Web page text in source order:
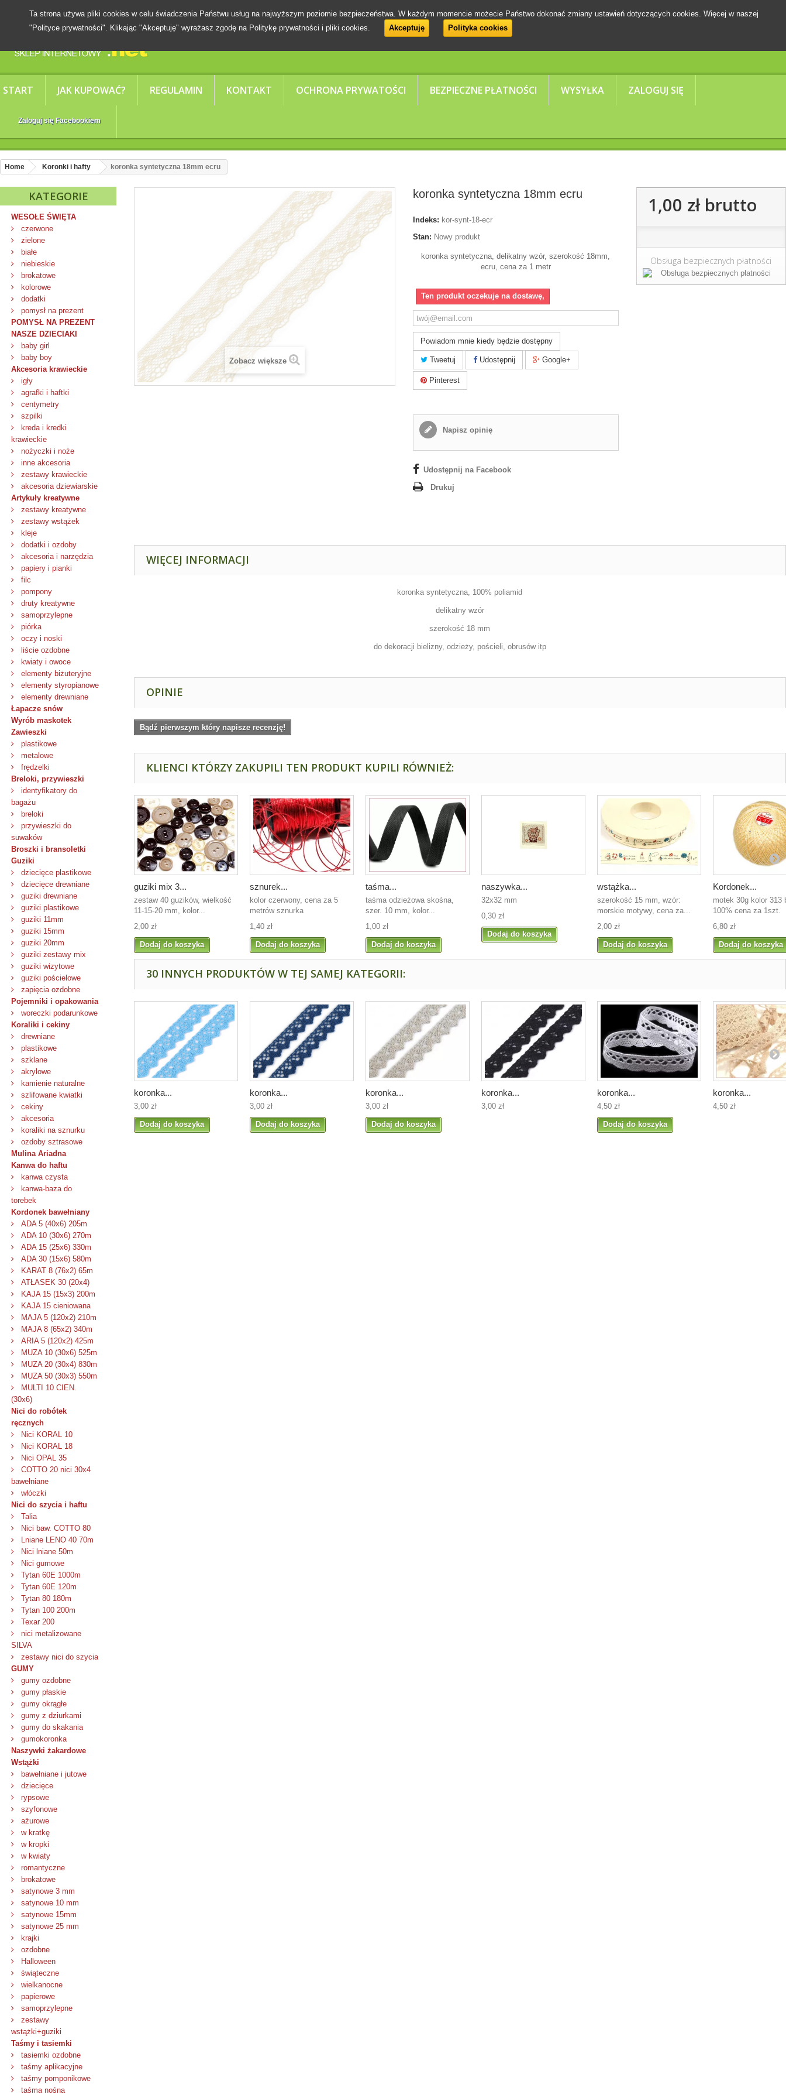
START JAK KUPOWAĆ? REGULAMIN KONTAKT OCHRONA PRYWATOŚCI BEZPIECZNE PŁATNOŚCI WYSYŁKA ZALOGUJ SIĘ
Zaloguj się Facebookiem
Ta strona używa pliki cookies w celu świadczenia Państwu usług na najwyższym poziomie bezpieczeństwa. W każdym momencie możecie Państwo dokonać zmiany ustawień dotyczących cookies. Więcej w naszej
"Polityce prywatności". Klikając "Akceptuję" wyrażasz zgodę na Politykę prywatności i pliki cookies.
Akceptuję Polityka cookies
Home Koronki i hafty koronka syntetyczna 18mm ecru
KATEGORIE
WESOŁE ŚWIĘTA
czerwone
zielone
białe
niebieskie
brokatowe
kolorowe
dodatki
pomysł na prezent
POMYSŁ NA PREZENT
NASZE DZIECIAKI
baby girl
baby boy
Akcesoria krawieckie
igły
agrafki i haftki
centymetry
szpilki
kreda i kredki
krawieckie
nożyczki i noże
inne akcesoria
zestawy krawieckie
akcesoria dziewiarskie
Artykuły kreatywne
zestawy kreatywne
zestawy wstążek
kleje
dodatki i ozdoby
akcesoria i narzędzia
papiery i pianki
filc
pompony
druty kreatywne
samoprzylepne
piórka
oczy i noski
liście ozdobne
kwiaty i owoce
elementy biżuteryjne
elementy styropianowe
elementy drewniane
Łapacze snów
Wyrób maskotek
Zawieszki
plastikowe
metalowe
frędzelki
Breloki, przywieszki
identyfikatory do
bagażu
breloki
przywieszki do
suwaków
Broszki i bransoletki
Guziki
dziecięce plastikowe
dziecięce drewniane
guziki drewniane
guziki plastikowe
guziki 11mm
guziki 15mm
guziki 20mm
guziki zestawy mix
guziki wizytowe
guziki pościelowe
zapięcia ozdobne
Pojemniki i opakowania
woreczki podarunkowe
Koraliki i cekiny
drewniane
plastikowe
szklane
akrylowe
kamienie naturalne
szlifowane kwiatki
cekiny
akcesoria
koraliki na sznurku
ozdoby sztrasowe
Mulina Ariadna
Kanwa do haftu
kanwa czysta
kanwa-baza do
torebek
Kordonek bawełniany
ADA 5 (40x6) 205m
ADA 10 (30x6) 270m
ADA 15 (25x6) 330m
ADA 30 (15x6) 580m
KARAT 8 (76x2) 65m
ATŁASEK 30 (20x4)
KAJA 15 (15x3) 200m
KAJA 15 cieniowana
MAJA 5 (120x2) 210m
MAJA 8 (65x2) 340m
ARIA 5 (120x2) 425m
MUZA 10 (30x6) 525m
MUZA 20 (30x4) 830m
MUZA 50 (30x3) 550m
MULTI 10 CIEN.
(30x6)
Nici do robótek
ręcznych
Nici KORAL 10
Nici KORAL 18
Nici OPAL 35
COTTO 20 nici 30x4
bawełniane
włóczki
Nici do szycia i haftu
Talia
Nici baw. COTTO 80
Lniane LENO 40 70m
Nici lniane 50m
Nici gumowe
Tytan 60E 1000m
Tytan 60E 120m
Tytan 80 180m
Tytan 100 200m
Texar 200
nici metalizowane
SILVA
zestawy nici do szycia
GUMY
gumy ozdobne
gumy płaskie
gumy okrągłe
gumy z dziurkami
gumy do skakania
gumokoronka
Naszywki żakardowe
Wstążki
bawełniane i jutowe
dziecięce
rypsowe
szyfonowe
ażurowe
w kratkę
w kropki
w kwiaty
romantyczne
brokatowe
satynowe 3 mm
satynowe 10 mm
satynowe 15mm
satynowe 25 mm
krajki
ozdobne
Halloween
świąteczne
wielkanocne
papierowe
samoprzylepne
zestawy
wstążki+guziki
Taśmy i tasiemki
tasiemki ozdobne
taśmy aplikacyjne
taśmy pomponikowe
taśma nośna
Zobacz większe
koronka syntetyczna 18mm ecru
Indeks: kor-synt-18-ecr
Stan: Nowy produkt
koronka syntetyczna, delikatny wzór, szerokość 18mm,
ecru, cena za 1 metr
Ten produkt oczekuje na dostawę,
Powiadom mnie kiedy będzie dostępny
Tweetuj Udostępnij Google+
Pinterest
Napisz opinię
Udostępnij na Facebook
Drukuj
1,00 złbrutto
Obsługa bezpiecznych płatności
WIĘCEJ INFORMACJI
koronka syntetyczna, 100% poliamid
delikatny wzór
szerokość 18 mm
do dekoracji bielizny, odzieży, pościeli, obrusów itp
OPINIE
Bądź pierwszym który napisze recenzję!
KLIENCI KTÓRZY ZAKUPILI TEN PRODUKT KUPILI RÓWNIEŻ:
guziki mix 3...
zestaw 40 guzików, wielkość
11-15-20 mm, kolor...
2,00 zł
Dodaj do koszyka
sznurek...
kolor czerwony, cena za 5
metrów sznurka
1,40 zł
Dodaj do koszyka
taśma...
taśma odzieżowa skośna,
szer. 10 mm, kolor...
1,00 zł
Dodaj do koszyka
naszywka...
32x32 mm
0,30 zł
Dodaj do koszyka
wstążka...
szerokość 15 mm, wzór:
morskie motywy, cena za...
2,00 zł
Dodaj do koszyka
Kordonek...
motek 30g kolor 313
100% cena za 1szt.
6,80 zł
Dodaj do koszyka
30 INNYCH PRODUKTÓW W TEJ SAMEJ KATEGORII:
koronka...
3,00 zł
Dodaj do koszyka
koronka...
3,00 zł
Dodaj do koszyka
koronka...
3,00 zł
Dodaj do koszyka
koronka...
3,00 zł
koronka...
4,50 zł
Dodaj do koszyka
koronka...
4,50 zł